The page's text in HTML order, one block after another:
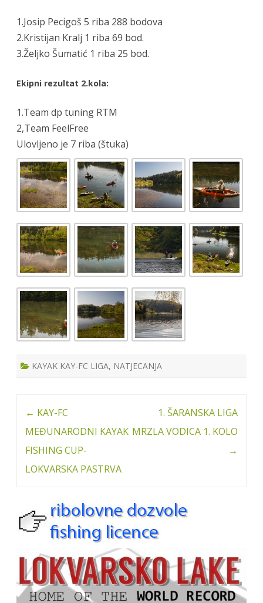
1.Josip Pecigoš 5 riba 288 bodova
2.Kristijan Kralj 1 riba 69 bod.
3.Željko Šumatić 1 riba 25 bod.
Ekipni rezultat 2.kola:
1.Team dp tuning RTM
2,Team FeelFree
Ulovljeno je 7 riba (štuka)
KAYAK KAY-FC LIGA, NATJECANJA
← KAY-FC
MEĐUNARODNI KAYAK
FISHING CUP-
LOKVARSKA PASTRVA
1. ŠARANSKA LIGA
MRZLA VODICA 1. KOLO
→